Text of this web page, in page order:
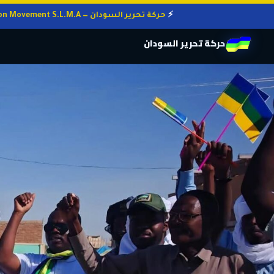
حركة تحرير السودان — Sudan Liberation Movement S.L.M.A
حركة تحرير السودان